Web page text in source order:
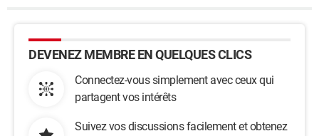
DEVENEZ MEMBRE EN QUELQUES CLICS
Connectez-vous simplement avec ceux qui
partagent vos intérêts
Suivez vos discussions facilement et obtenez